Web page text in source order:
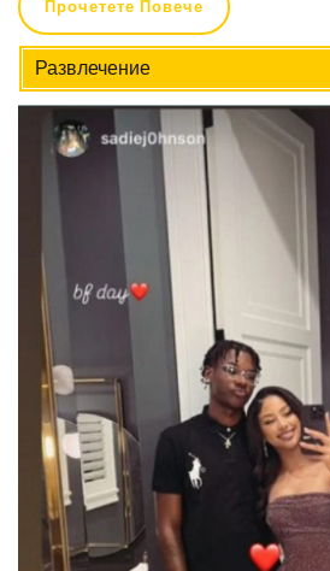
Прочетете Повече
Развлечение